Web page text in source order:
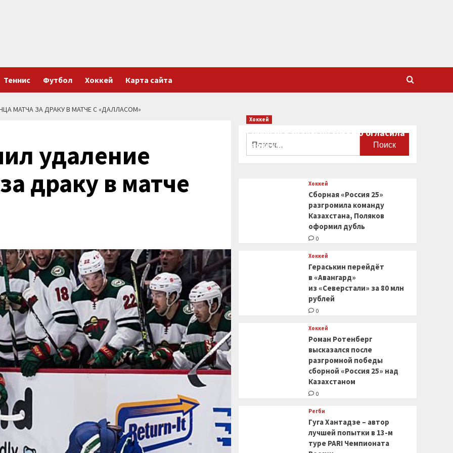
Теннис Футбол Хоккей Карта сайта
МАТЧА ЗА ДРАКУ В МАТЧЕ С «ДАЛЛАСОМ»
удаление
драку в матче
Хоккей
Сборная Канады по хоккею огласила
заявку на чемпионат мира
Хоккей
Сборная «Россия 25»
разгромила команду
Казахстана, Поляков
оформил дубль
0
Хоккей
Гераськин перейдёт
в «Авангард»
из «Северстали» за 80 млн
рублей
0
Хоккей
Роман Ротенберг
высказался после
разгромной победы
сборной «Россия 25» над
Казахстаном
0
Регби
Гуга Хантадзе – автор
лучшей попытки в 13-м
туре PARI Чемпионата